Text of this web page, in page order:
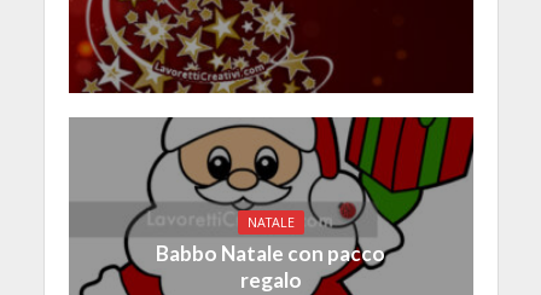
NATALE
Babbo Natale con pacco
regalo